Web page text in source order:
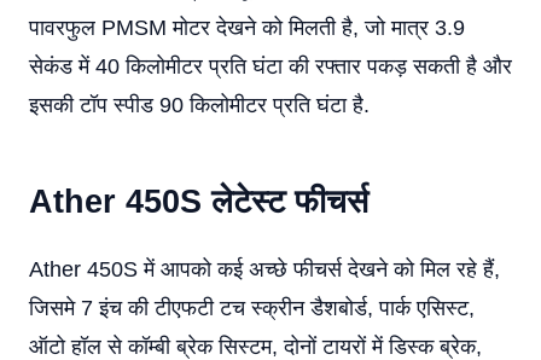
पावरफुल PMSM मोटर देखने को मिलती है, जो मात्र 3.9
सेकंड में 40 किलोमीटर प्रति घंटा की रफ्तार पकड़ सकती है और
इसकी टॉप स्पीड 90 किलोमीटर प्रति घंटा है.
Ather 450S लेटेस्टफीचर्स
Ather 450S में आपको कई अच्छे फीचर्स देखने को मिल रहे हैं,
जिसमे 7 इंच की टीएफटी टच स्क्रीन डैशबोर्ड, पार्क एसिस्ट,
ऑटो हॉल से कॉम्बी ब्रेक सिस्टम, दोनों टायरों में डिस्क ब्रेक,